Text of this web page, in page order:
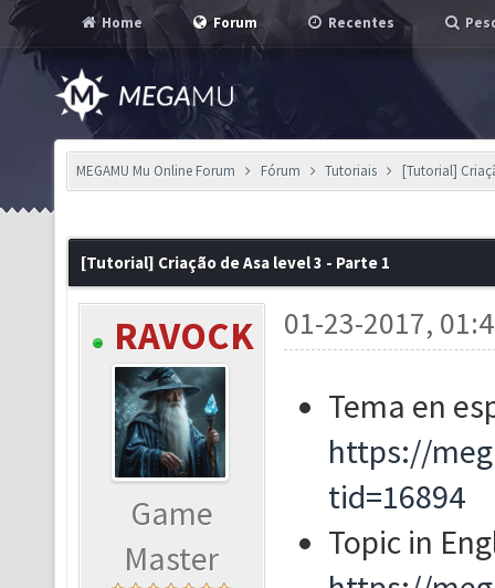
Home Forum Recentes
MEGAMU Mu Online Forum Fórum Tutoriais [Tutorial]
[Tutorial] Criação de Asa level 3 - Parte 1
RAVOCK
Game
Master
01-23-2017,
Tema en
https://
tid=16894
Topic in